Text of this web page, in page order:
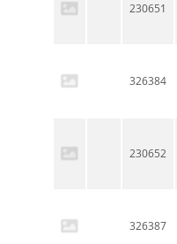
230651
326384
230652
326387